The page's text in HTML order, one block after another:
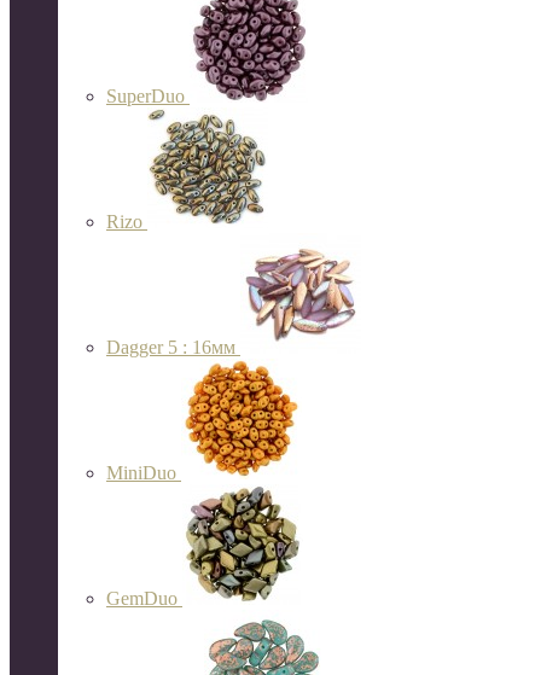
SuperDuo
Rizo
Dagger 5 : 16мм
MiniDuo
GemDuo